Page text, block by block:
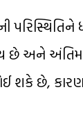
છે અને
છે, કારણ